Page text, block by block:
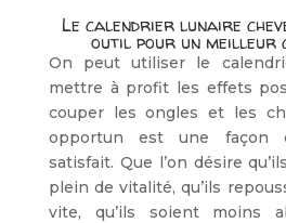
Le calendrier lunaire
outil pour un meilleur
On peut utiliser le
mettre à profit les effets
couper les ongles et les
opportun est une façon
satisfait. Que l’on désire
plein de vitalité, qu’ils
vite, qu’ils soient moins